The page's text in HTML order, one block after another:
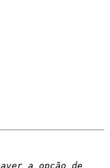
a opção de